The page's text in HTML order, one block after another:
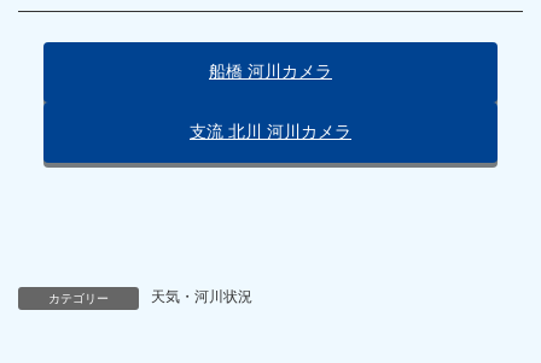
船橋 河川カメラ
支流 北川 河川カメラ
カテゴリー 天気・河川状況